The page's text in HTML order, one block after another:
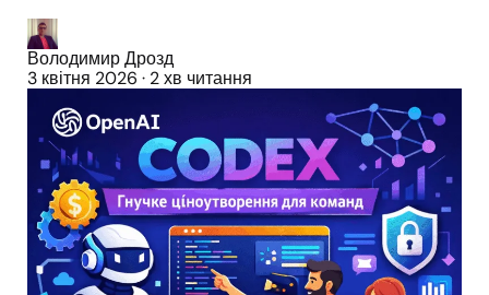
Володимир Дрозд
3 квітня 2026 · 2 хв читання